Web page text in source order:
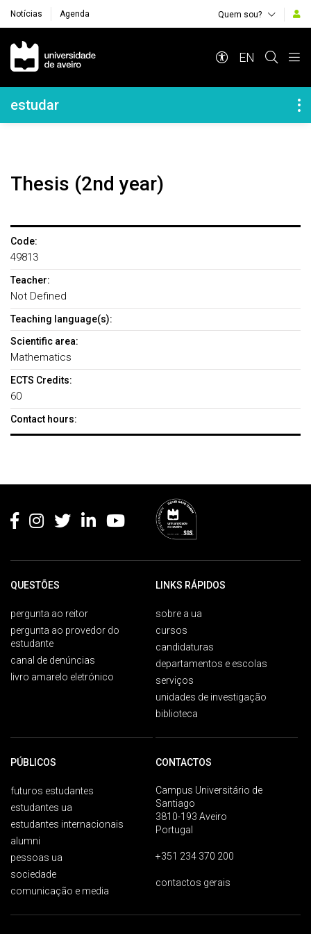
Notícias Agenda Quem sou?
Navegação Principal
EN
Navegação Lateral
estudar
Thesis (2nd year)
Code:
49813
Teacher:
Not Defined
Teaching language(s):
Scientific area:
Mathematics
ECTS Credits:
60
Contact hours:
QUESTÕES
pergunta ao reitor
pergunta ao provedor do
estudante
canal de denúncias
livro amarelo eletrónico
LINKS RÁPIDOS
sobre a ua
cursos
candidaturas
departamentos e escolas
serviços
unidades de investigação
biblioteca
PÚBLICOS
futuros estudantes
estudantes ua
estudantes internacionais
alumni
pessoas ua
sociedade
comunicação e media
CONTACTOS
Campus Universitário de
Santiago
3810-193 Aveiro
Portugal
+351 234 370 200
contactos gerais